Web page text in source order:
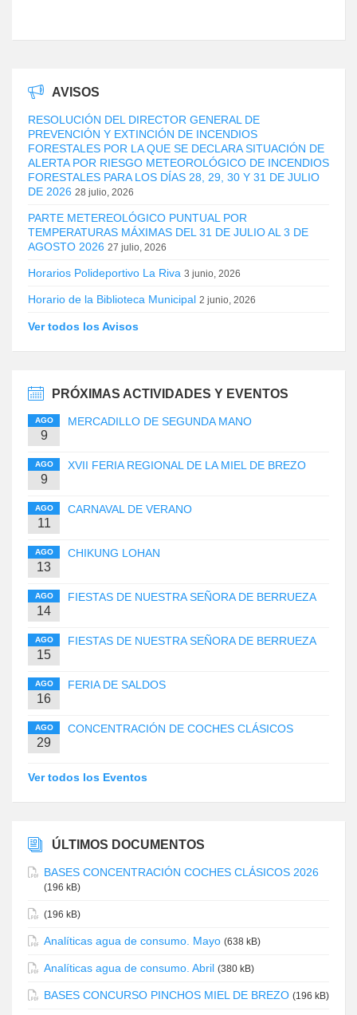
AVISOS
RESOLUCIÓN DEL DIRECTOR GENERAL DE
PREVENCIÓN Y EXTINCIÓN DE INCENDIOS
FORESTALES POR LA QUE SE DECLARA SITUACIÓN DE
ALERTA POR RIESGO METEOROLÓGICO DE INCENDIOS
FORESTALES PARA LOS DÍAS 28, 29, 30 Y 31 DE JULIO
DE 2026 28 julio, 2026
PARTE METEREOLÓGICO PUNTUAL POR
TEMPERATURAS MÁXIMAS DEL 31 DE JULIO AL 3 DE
AGOSTO 2026 27 julio, 2026
Horarios Polideportivo La Riva 3 junio, 2026
Horario de la Biblioteca Municipal 2 junio, 2026
Ver todos los Avisos
PRÓXIMAS ACTIVIDADES Y EVENTOS
AGO
9
MERCADILLO DE SEGUNDA MANO
AGO
9
XVII FERIA REGIONAL DE LA MIEL DE BREZO
AGO
11
CARNAVAL DE VERANO
AGO
13
CHIKUNG LOHAN
AGO
14
FIESTAS DE NUESTRA SEÑORA DE BERRUEZA
AGO
15
FIESTAS DE NUESTRA SEÑORA DE BERRUEZA
AGO
16
FERIA DE SALDOS
AGO
29
CONCENTRACIÓN DE COCHES CLÁSICOS
Ver todos los Eventos
ÚLTIMOS DOCUMENTOS
BASES CONCENTRACIÓN COCHES CLÁSICOS 2026
(196 kB)
(196 kB)
Analíticas agua de consumo. Mayo (638 kB)
Analíticas agua de consumo. Abril (380 kB)
BASES CONCURSO PINCHOS MIEL DE BREZO (196 kB)